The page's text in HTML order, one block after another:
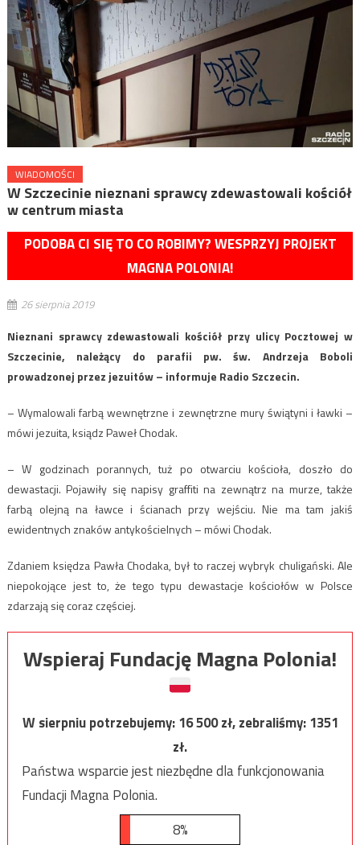
WIADOMOŚCI
W Szczecinie nieznani sprawcy zdewastowali kościół
w centrum miasta
PODOBA CI SIĘ TO CO ROBIMY? WESPRZYJ PROJEKT
MAGNA POLONIA!
26 sierpnia 2019
Nieznani sprawcy zdewastowali kościół przy ulicy Pocztowej w
Szczecinie, należący do parafii pw. św. Andrzeja Boboli
prowadzonej przez jezuitów – informuje Radio Szczecin.
– Wymalowali farbą wewnętrzne i zewnętrzne mury świątyni i ławki –
mówi jezuita, ksiądz Paweł Chodak.
– W godzinach porannych, tuż po otwarciu kościoła, doszło do
dewastacji. Pojawiły się napisy graffiti na zewnątrz na murze, także
farbą olejną na ławce i ścianach przy wejściu. Nie ma tam jakiś
ewidentnych znaków antykościelnych – mówi Chodak.
Zdaniem księdza Pawła Chodaka, był to raczej wybryk chuligański. Ale
niepokojące jest to, że tego typu dewastacje kościołów w Polsce
zdarzają się coraz częściej.
Wspieraj Fundację Magna Polonia!
W sierpniu potrzebujemy:16 500zł, zebraliśmy:1351
zł.
Państwa wsparcie jest niezbędne dla funkcjonowania
Fundacji Magna Polonia.
8%